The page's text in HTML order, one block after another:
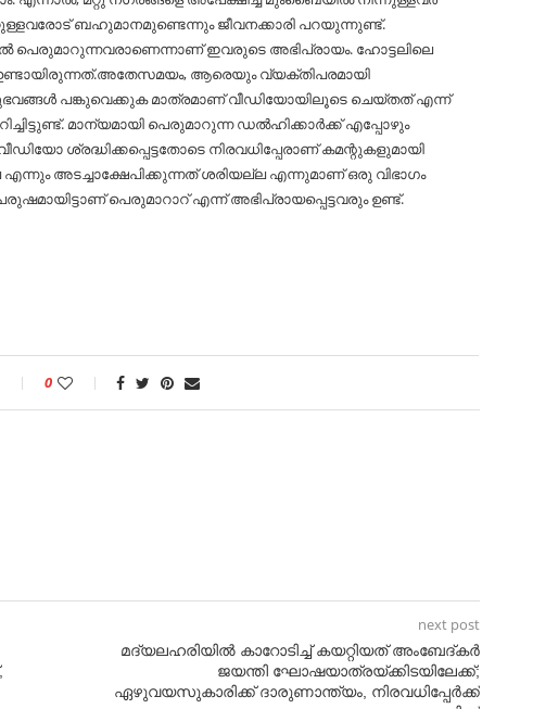
ബഹുമാനമുണ്ടെന്നും ജീവനക്കാരി പറയുന്നുണ്ട്.
പെരുമാറുന്നവരാണെന്നാണ് ഇവരുടെ അഭിപ്രായം. ഹോട്ടലിലെ
ആരെയും വ്യക്തിപരമായി
പങ്കുവെക്കുക മാത്രമാണ് വീഡിയോയിലൂടെ ചെയ്തത് എന്ന്
മാന്യമായി പെരുമാറുന്ന ഡല്‍ഹിക്കാർക്ക് എപ്പോഴും
ശ്രദ്ധിക്കപ്പെട്ടതോടെ നിരവധിപ്പേരാണ് കമന്റുകളുമായി
അടച്ചാക്ഷേപിക്കുന്നത് ശരിയല്ല എന്നുമാണ് ഒരു വിഭാഗം
പെരുമാറാറ് എന്ന് അഭിപ്രായപ്പെട്ടവരും ഉണ്ട്.
0
next post
മദ്യലഹരിയില്‍ കാറോടിച്ച്‌ കയറ്റിയത് അംബേദ്കര്‍
ജയന്തി ഘോഷയാത്രയ്ക്കിടയിലേക്ക്;
ഏഴുവയസുകാരിക്ക് ദാരുണാന്ത്യം, നിരവധിപ്പേര്‍ക്ക്